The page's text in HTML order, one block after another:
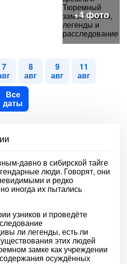
7 8
авг
9
авг
11
авг
Все
даты
давно в сибирской тайге
люди. Говорят, они
и редко
иногда их пытались
узников и проведёте
ли легенды, есть ли
этих людей
замке как учреждении
осуждённых